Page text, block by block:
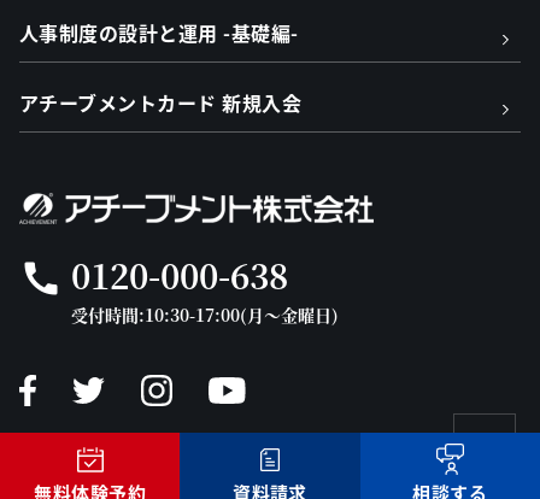
無料体験予約 資料請求 相談する
人事制度の設計と運用 -基礎編-
アチーブメントカード 新規入会
call 0120-000-638
受付時間:10:30-17:00(月～金曜日)
©2026 Achievement Corp.